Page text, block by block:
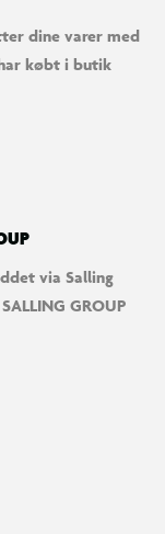
dine varer med
købt i butik
via Salling
GROUP